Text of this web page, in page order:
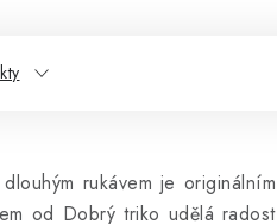
rukávem je originálním
od Dobrý triko udělá radost